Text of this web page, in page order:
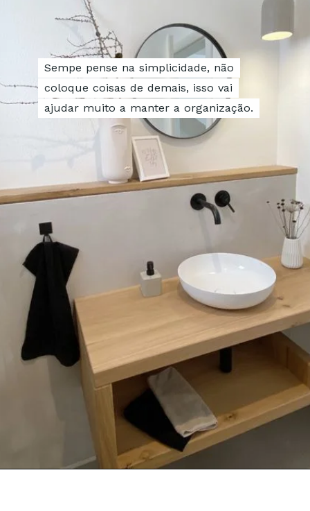
Sempe pense na simplicidade, não
coloque coisas de demais, isso vai
ajudar muito a manter a organização.
Sempe pense na simplicidade, não
coloque coisas de demais, isso vai
ajudar muito a manter a organização.